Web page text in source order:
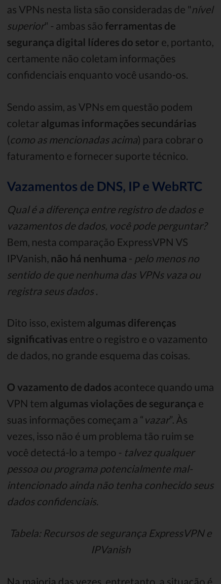
as VPNs nesta lista são consideradas de "nível
superior" - ambas são ferramentas de
segurança digital líderes do setor e, portanto,
certamente não coletam informações
confidenciais enquanto você usando-os.
Sendo assim, as VPNs em questão podem
coletar algumas informações secundárias
(como as mencionadas acima) para cobrar o
faturamento e fornecer suporte técnico.
Vazamentos de DNS, IP e WebRTC
Qual é a diferença entre registro de dados e
vazamentos de dados, você pode perguntar?
Bem, nesta comparação ExpressVPN VS
IPVanish, não há nenhuma - pelo menos no
sentido de que nenhuma das VPNs vaza ou
registra seus dados.
Dito isso, existem algumas diferenças
significativas entre o registro e o vazamento
de dados, no grande esquema das coisas.
O vazamento de dados acontece quando uma
VPN tem algumas violações de segurança e
suas informações começam a “ vazar”. Às
vezes, isso não é um problema tão ruim se
você detectá-lo a tempo - talvez qualquer
pessoa ou programa potencialmente mal-
intencionado ainda não tenha conhecido seus
dados confidenciais.
Tabela: Recursos de segurança ExpressVPN e
IPVanish
Na maioria das vezes, entretanto, a situação é